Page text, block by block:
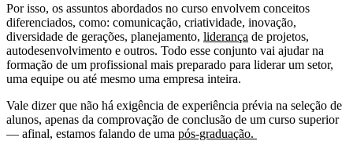
Por isso, os assuntos abordados no curso envolvem conceitos
diferenciados, como: comunicação, criatividade, inovação,
diversidade de gerações, planejamento, liderança de projetos,
autodesenvolvimento e outros. Todo esse conjunto vai ajudar na
formação de um profissional mais preparado para liderar um setor,
uma equipe ou até mesmo uma empresa inteira.
Vale dizer que não há exigência de experiência prévia na seleção de
alunos, apenas da comprovação de conclusão de um curso superior
— afinal, estamos falando de uma pós-graduação.